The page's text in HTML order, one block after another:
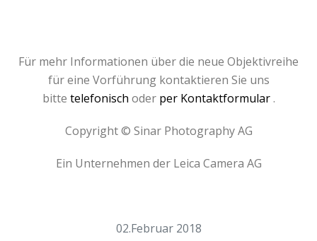
Für mehr Informationen über die neue Objektivreihe
für eine Vorführung kontaktieren Sie uns
bitte telefonisch oder per Kontaktformular.
Copyright © Sinar Photography AG
Ein Unternehmen der Leica Camera AG
02.Februar 2018